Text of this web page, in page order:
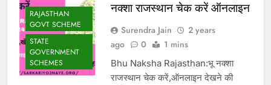
RAJASTHAN
GOVT SCHEME
STATE
GOVERNMENT
SCHEMES
नक्शा राजस्थान चेक करें ऑनलाइन
Surendra Jain
2 years
ago
0 1 mins
Bhu Naksha Rajasthan:भू नक्शा
राजस्थान चेक करें,ऑनलाइन देखने की